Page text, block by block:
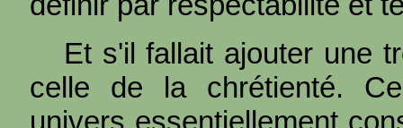
Et s'il fallait ajouter une
celle de la chrétienté.
univers essentiellement